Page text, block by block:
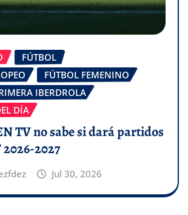
FÚTBOL
FÚTBOL FEMENINO
IBERDROLA
DÍA
TV no sabe si dará partidos
2027
Jul 30, 2026